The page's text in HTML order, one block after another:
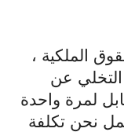
الملكية ،
عن
لمرة واحدة
نحن تكلفة